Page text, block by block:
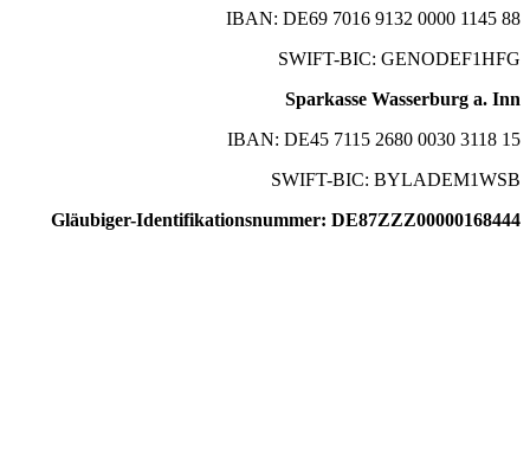
IBAN: DE69 7016 9132 0000 1145 88
SWIFT-BIC: GENODEF1HFG
Sparkasse Wasserburg a. Inn
IBAN: DE45 7115 2680 0030 3118 15
SWIFT-BIC: BYLADEM1WSB
Gläubiger-Identifikationsnummer: DE87ZZZ00000168444